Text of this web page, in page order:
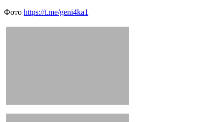
Фото https://t.me/geni4ka1